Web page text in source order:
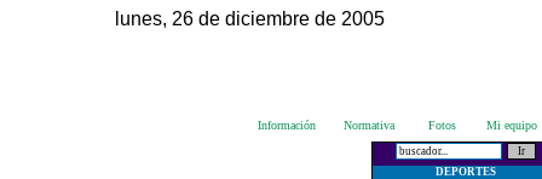
lunes, 26 de diciembre de 2005
Información Normativa Fotos Mi equipo
DEPORTES